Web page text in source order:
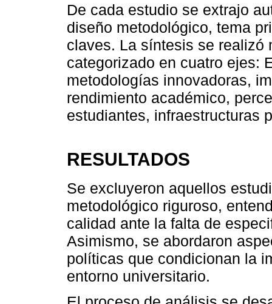
De cada estudio se extrajo
diseño metodológico, tema
claves. La síntesis se realizó
categorizado en cuatro ejes:
metodologías innovadoras,
rendimiento académico,
estudiantes, infraestructuras
RESULTADOS
Se excluyeron aquellos
metodológico riguroso,
calidad ante la falta de
Asimismo, se abordaron
políticas que condicionan la
entorno universitario.